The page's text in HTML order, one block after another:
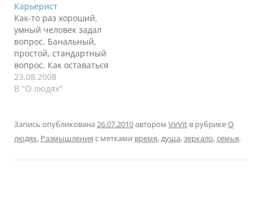
себя, в удовольствие.
Отличная мысль!
Выскочил из душа, не
успев толком
обтереться и
высохнуть, бегом за
ноутбук в чем мать
родила и на три часа
Карьерист
Как-то раз хороший,
умный человек задал
вопрос. Банальный,
простой, стандартный
вопрос. Как оставаться
счастливым
семьянином и расти
со стандартных
ответов, которые
23.08.2008
В "О людях"
Запись опубликована 26.07.2010автором VirVit в рубрикеО
людях, Размышления с метками время,душа,зеркало,семья.